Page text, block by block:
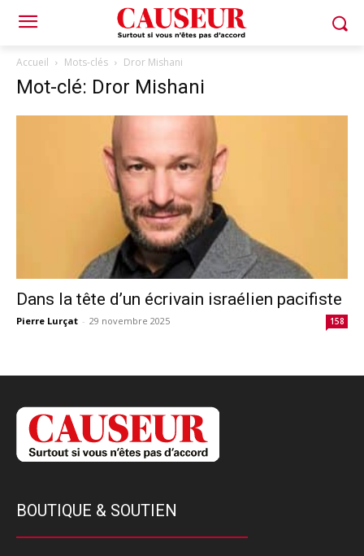
Accueil Mots-clés Dror Mishani
Mot-clé: Dror Mishani
Dans la tête d’un écrivain israélien pacifiste
Pierre Lurçat - 29 novembre 2025 158
BOUTIQUE & SOUTIEN